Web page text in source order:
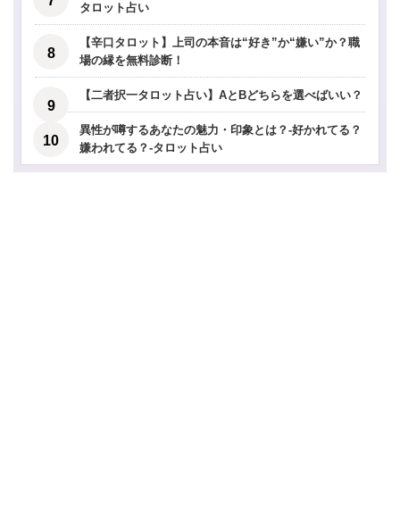
タロット占い
【辛口タロット】上司の本音は“好き”か“嫌い”か？職
場の縁を無料診断！
【二者択一タロット占い】AとBどちらを選べばいい？
異性が噂するあなたの魅力・印象とは？-好かれてる？
嫌われてる？-タロット占い